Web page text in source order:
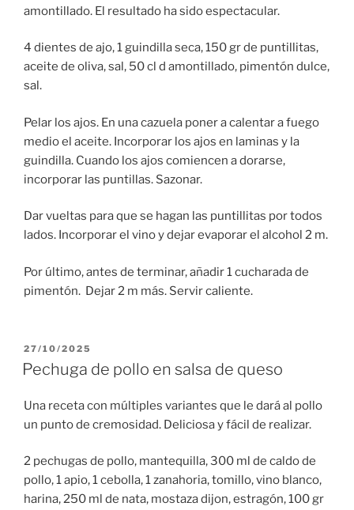
amontillado. El resultado ha sido espectacular.
4 dientes de ajo, 1 guindilla seca, 150 gr de puntillitas,
aceite de oliva, sal, 50 cl d amontillado, pimentón dulce,
sal.
Pelar los ajos. En una cazuela poner a calentar a fuego
medio el aceite. Incorporar los ajos en laminas y la
guindilla. Cuando los ajos comiencen a dorarse,
incorporar las puntillas. Sazonar.
Dar vueltas para que se hagan las puntillitas por todos
lados. Incorporar el vino y dejar evaporar el alcohol 2 m.
Por último, antes de terminar, añadir 1 cucharada de
pimentón. Dejar 2 m más. Servir caliente.
PUBLICADO
EL
27/10/2025
Pechuga de pollo en salsa de queso
Una receta con múltiples variantes que le dará al pollo
un punto de cremosidad. Deliciosa y fácil de realizar.
2 pechugas de pollo, mantequilla, 300 ml de caldo de
pollo, 1 apio, 1 cebolla, 1 zanahoria, tomillo, vino blanco,
harina, 250 ml de nata, mostaza dijon, estragón, 100 gr